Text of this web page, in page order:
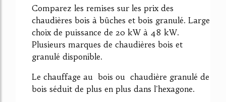
Comparez les remises sur les prix des
chaudières bois à bûches et bois granulé. Large
choix de puissance de 20 kW à 48 kW.
Plusieurs marques de chaudières bois et
granulé disponible.
Le chauffage au bois ou chaudière granulé de
bois séduit de plus en plus dans l'hexagone.